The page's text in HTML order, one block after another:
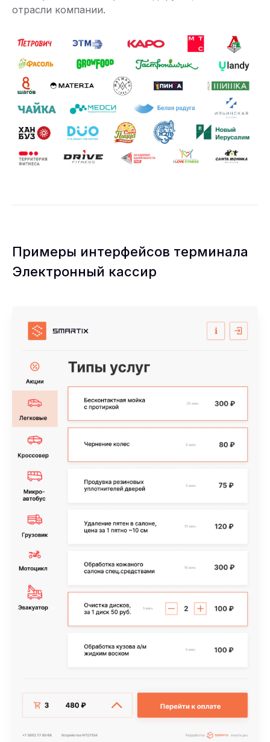
отрасли компании.
Примеры интерфейсов терминала
Электронный кассир